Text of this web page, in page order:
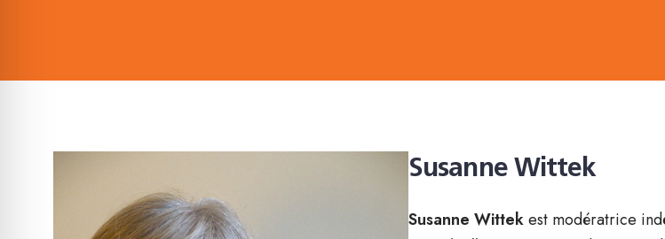
Susanne Wittek
Susanne Wittekest modératrice